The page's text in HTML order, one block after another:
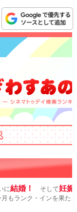
に結婚！ そして妊娠
ランク・インを果た